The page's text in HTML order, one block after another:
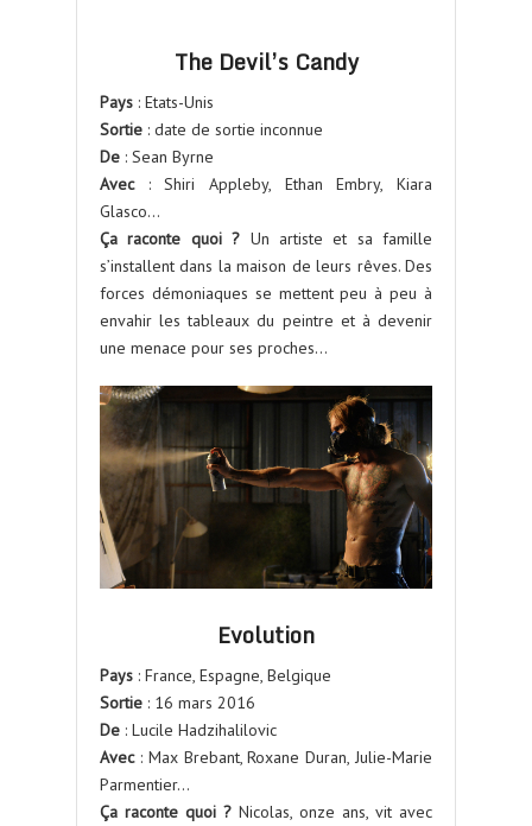
The Devil’s Candy
Pays : Etats-Unis
Sortie : date de sortie inconnue
De : Sean Byrne
Avec: Shiri Appleby, Ethan Embry, Kiara
Glasco…
Ça raconte quoi ? Un artiste et sa famille
s’installent dans la maison de leurs rêves. Des
forces démoniaques se mettent peu à peu à
envahir les tableaux du peintre et à devenir
une menace pour ses proches…
Evolution
Pays : France, Espagne, Belgique
Sortie : 16 mars 2016
De : Lucile Hadzihalilovic
Avec: Max Brebant, Roxane Duran, Julie-Marie
Parmentier…
Ça raconte quoi ? Nicolas, onze ans, vit avec